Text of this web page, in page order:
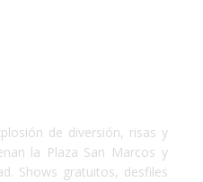
de diversión, risas y
la Plaza San Marcos y
Shows gratuitos, desfiles